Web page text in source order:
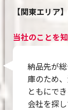
【関東エリア
当社のことを
納品先が
庫のため
ともにで
会社を探し